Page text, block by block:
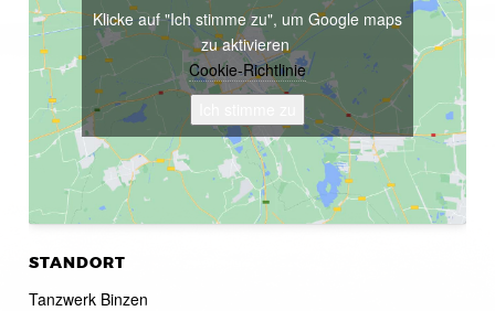
STANDORT
Tanzwerk Binzen
Klicke auf "Ich stimme zu", um Google maps
zu aktivieren
Cookie-Richtlinie